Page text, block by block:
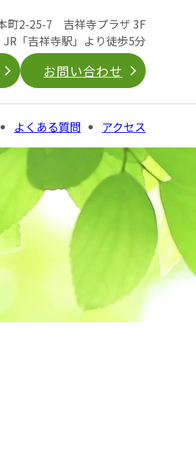
町2-25-7 吉祥寺プラザ 3F
「吉祥寺駅」より徒歩5分
お問い合わせ
よくある質問 アクセス